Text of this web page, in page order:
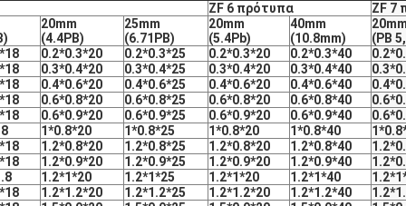
ZF 6 πρότυπα ZF 7
20mm
(4.4PB)
25mm
(6.71PB)
20mm
(5.4Pb)
40mm
(10.8mm)
(PB
0.2*0.3*20 0.2*0.3*25 0.2*0.3*20 0.2*0.3*40
0.3*0.4*20 0.3*0.4*25 0.3*0.4*20 0.3*0.4*40
0.4*0.6*20 0.4*0.6*25 0.4*0.6*20 0.4*0.6*40
0.6*0.8*20 0.6*0.8*25 0.6*0.8*20 0.6*0.8*40
0.6*0.9*20 0.6*0.9*25 0.6*0.9*20 0.6*0.9*40
1*0.8*20 1*0.8*25 1*0.8*20 1*0.8*40
1.2*0.8*20 1.2*0.8*25 1.2*0.8*20 1.2*0.8*40
1.2*0.9*20 1.2*0.9*25 1.2*0.9*20 1.2*0.9*40
1.2*1*20 1.2*1*25 1.2*1*20 1.2*1*40
1.2*1.2*20 1.2*1.2*25 1.2*1.2*20 1.2*1.2*40